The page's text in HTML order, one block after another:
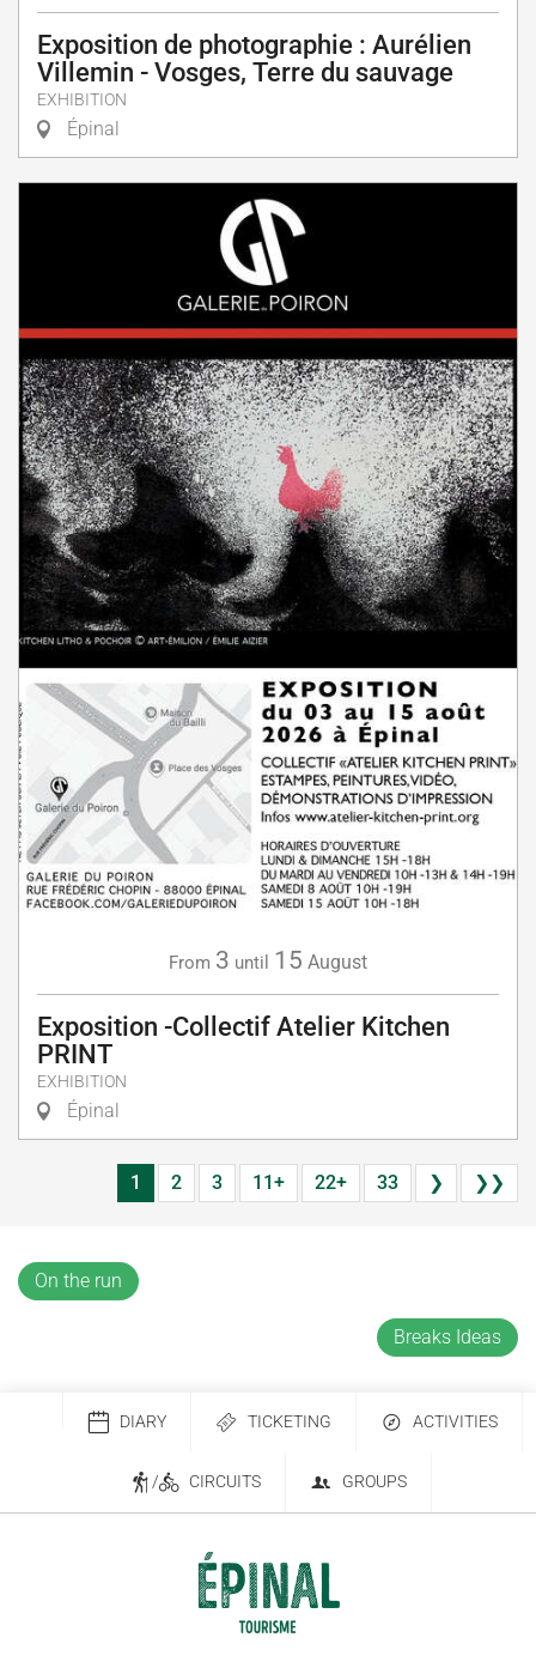
Exposition de photographie : Aurélien
Villemin - Vosges, Terre du sauvage
EXHIBITION
Épinal
From 3 until 15 August
Exposition -Collectif Atelier Kitchen
PRINT
EXHIBITION
Épinal
1 2 3 11+ 22+ 33 ❯ ❯❯
On the run
Breaks Ideas
DIARY TICKETING ACTIVITIES
/ CIRCUITS GROUPS